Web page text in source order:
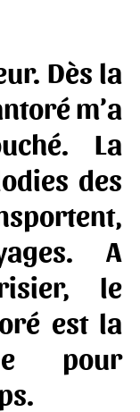
Dès la
m’a
La
des
A
le
est la
pour